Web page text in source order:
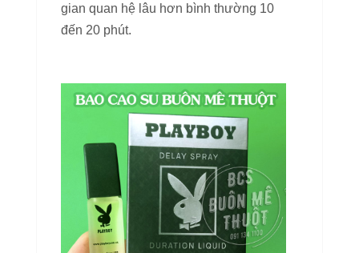
gian quan hệ lâu hơn bình thường 10
đến 20 phút.